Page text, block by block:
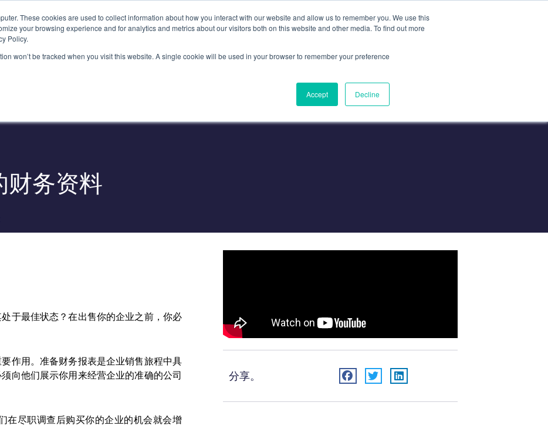
These cookies are used to collect information about how you interact with our website and allow us to remember you. We use this
your browsing experience and for analytics and metrics about our visitors both on this website and other media. To find out more
Policy.
won’t be tracked when you visit this website. A single cookie will be used in your browser to remember your preference
Accept Decline
市洛克菲勒广场45号，邮编10111
服务 我们的团队 行业 洞察力 联系我们
财务资料
于最佳状态？在出售你的企业之前，你必
作用。准备财务报表是企业销售旅程中具
向他们展示你用来经营企业的准确的公司
在尽职调查后购买你的企业的机会就会增
分享。